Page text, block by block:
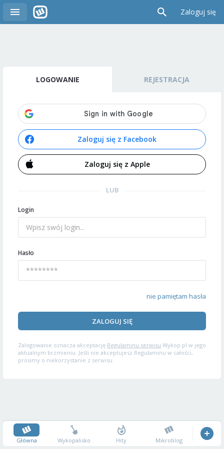
Zaloguj się
LOGOWANIE REJESTRACJA
Zaloguj się z Facebook
Zaloguj się z Apple
LUB
Login
Hasło
nie pamiętam hasła
ZALOGUJ SIĘ
Zalogowanie oznacza akceptację Regulaminu serwisu Wykop.pl w jego
aktualnym brzmieniu. Jeśli nie akceptujesz Regulaminu w całości,
prosimy o niekorzystanie z serwisu.
Główna Wykopalisko Hity Mikroblog